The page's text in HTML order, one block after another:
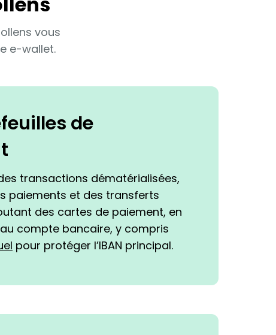
vous
e-wallet.
de
transactions dématérialisées,
paiements et des transferts
des cartes de paiement, en
compte bancaire, y compris
pour protéger l’IBAN principal.